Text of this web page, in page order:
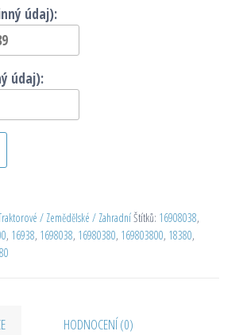
údaj):
údaj):
/ Zemědělské / ZahradníŠtítků: 16908038,
, 16938, 1698038, 16980380, 169803800, 18380,
HODNOCENÍ (0)